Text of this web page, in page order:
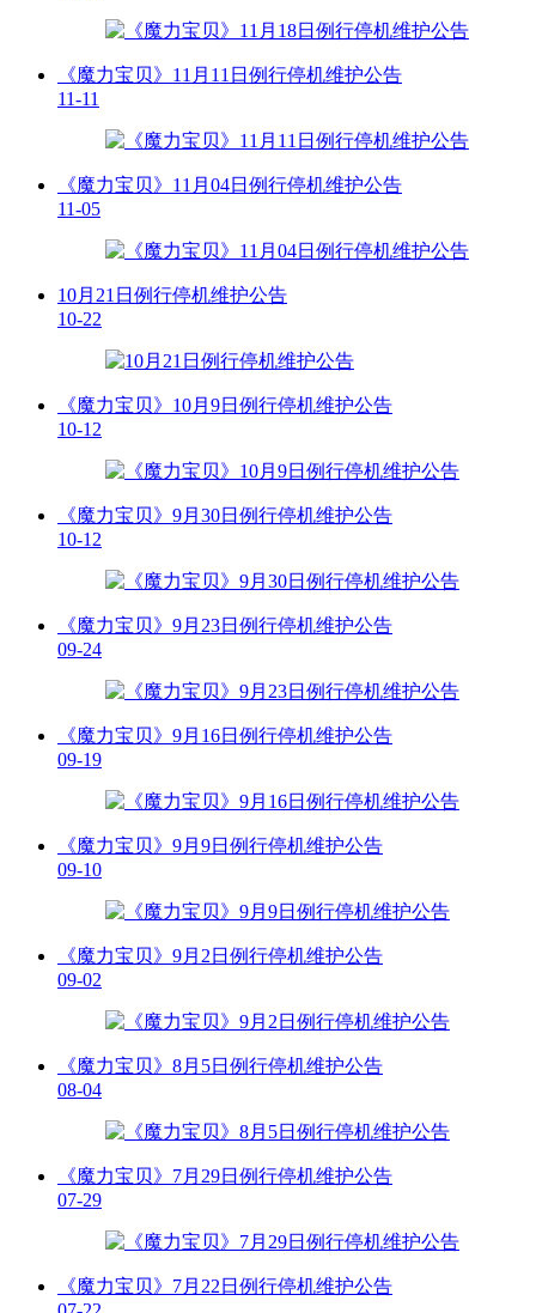
《魔力宝贝》11月11日例行停机维护公告
11-11
《魔力宝贝》11月04日例行停机维护公告
11-05
10月21日例行停机维护公告
10-22
《魔力宝贝》10月9日例行停机维护公告
10-12
《魔力宝贝》9月30日例行停机维护公告
10-12
《魔力宝贝》9月23日例行停机维护公告
09-24
《魔力宝贝》9月16日例行停机维护公告
09-19
《魔力宝贝》9月9日例行停机维护公告
09-10
《魔力宝贝》9月2日例行停机维护公告
09-02
《魔力宝贝》8月5日例行停机维护公告
08-04
《魔力宝贝》7月29日例行停机维护公告
07-29
《魔力宝贝》7月22日例行停机维护公告